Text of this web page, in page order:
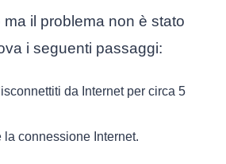
il problema non è stato
i seguenti passaggi:
da Internet per circa 5
connessione Internet.